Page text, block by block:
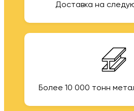
Доставка на
Более 10 000 тонн